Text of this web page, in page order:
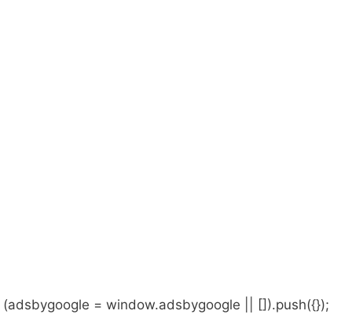
(adsbygoogle = window.adsbygoogle || []).push({});